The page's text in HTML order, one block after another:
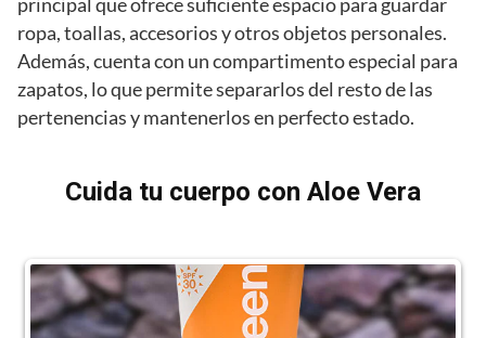
principal que ofrece suficiente espacio para guardar
ropa, toallas, accesorios y otros objetos personales.
Además, cuenta con un compartimento especial para
zapatos, lo que permite separarlos del resto de las
pertenencias y mantenerlos en perfecto estado.
Cuida tu cuerpo con Aloe Vera